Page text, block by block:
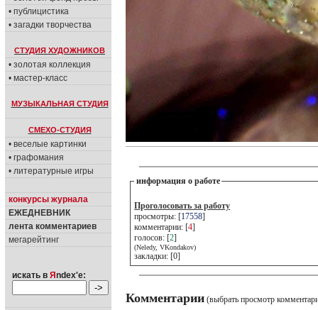
• публицистика
• загадки творчества
СТУДИЯ ХУДОЖНИКОВ
• золотая коллекция
• мастер-класс
МУЗЫКАЛЬНАЯ СТУДИЯ
СМЕХО-СТУДИЯ
• веселые картинки
• графомания
• литературные игры
конкурсы журнала
ЕЖЕДНЕВНИК
лента комментариев
мегарейтинг
искать в Я ndex'е:
информация о работе
Проголосовать за работу
просмотры: [17558]
комментарии: [4]
голосов: [2]
(Neledy, VKondakov)
закладки: [0]
Комментарии (выбрать просмотр